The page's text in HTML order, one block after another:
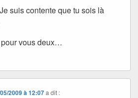
suis contente que tu sois là
vous deux…
2009 à 12:07 a dit :